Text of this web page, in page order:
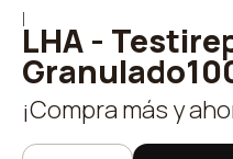
LHA -
¡Compra más y